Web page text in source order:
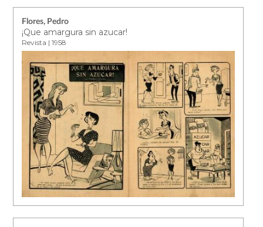
Flores, Pedro
¡Que amargura sin azucar!
Revista | 1958